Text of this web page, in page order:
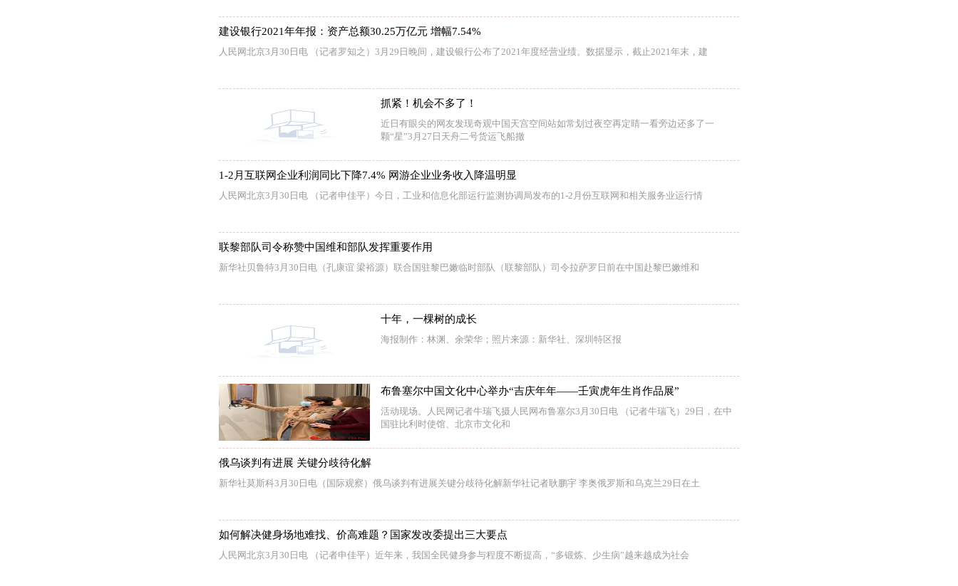
建设银行2021年年报：资产总额30.25万亿元 增幅7.54%
人民网北京3月30日电 （记者罗知之）3月29日晚间，建设银行公布了2021年度经营业绩。数据显示，截止2021年末，建
抓紧！机会不多了！
近日有眼尖的网友发现奇观中国天宫空间站如常划过夜空再定睛一看旁边还多了一
颗“星”3月27日天舟二号货运飞船撤
1-2月互联网企业利润同比下降7.4% 网游企业业务收入降温明显
人民网北京3月30日电 （记者申佳平）今日，工业和信息化部运行监测协调局发布的1-2月份互联网和相关服务业运行情
联黎部队司令称赞中国维和部队发挥重要作用
新华社贝鲁特3月30日电（孔康谊 梁裕源）联合国驻黎巴嫩临时部队（联黎部队）司令拉萨罗日前在中国赴黎巴嫩维和
十年，一棵树的成长
海报制作：林渊、余荣华；照片来源：新华社、深圳特区报
布鲁塞尔中国文化中心举办“吉庆年年——壬寅虎年生肖作品展”
活动现场。人民网记者牛瑞飞摄人民网布鲁塞尔3月30日电 （记者牛瑞飞）29日，在中
国驻比利时使馆、北京市文化和
俄乌谈判有进展 关键分歧待化解
新华社莫斯科3月30日电（国际观察）俄乌谈判有进展关键分歧待化解新华社记者耿鹏宇 李奥俄罗斯和乌克兰29日在土
如何解决健身场地难找、价高难题？国家发改委提出三大要点
人民网北京3月30日电 （记者申佳平）近年来，我国全民健身参与程度不断提高，“多锻炼、少生病”越来越成为社会